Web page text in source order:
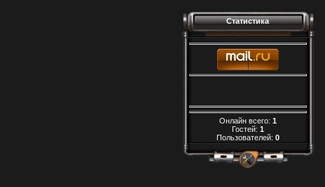
Статистика
Онлайн всего: 1
Гостей: 1
Пользователей: 0